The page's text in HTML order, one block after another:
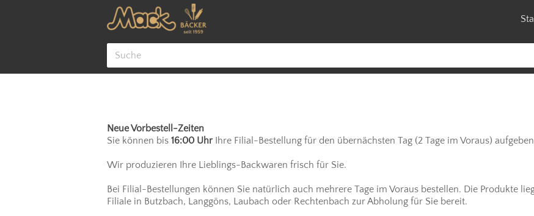
Neue Vorbestell-Zeiten
Sie können bis 16:00 Uhr Ihre Filial-Bestellung für den übernächsten Tag (2 Tage im Voraus)
Wir produzieren Ihre Lieblings-Backwaren frisch für Sie.
Bei Filial-Bestellungen können Sie natürlich auch mehrere Tage im Voraus bestellen. Die Produkte
Filiale in Butzbach, Langgöns, Laubach oder Rechtenbach zur Abholung für Sie bereit.